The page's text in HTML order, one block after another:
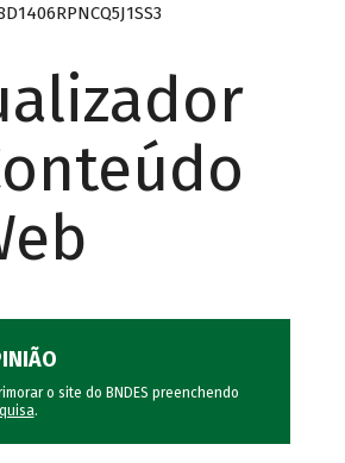
o site do BNDES preenchendo
.